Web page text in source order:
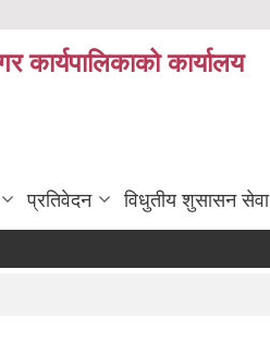
कार्यपालिकाको कार्यालय
प्रतिवेदन विधुतीय शुसासन सेवा